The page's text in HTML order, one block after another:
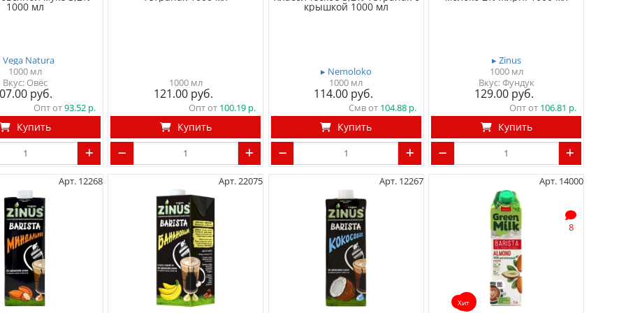
1000 мл
Vega Natura
1000 мл
Вкус: Овёс
Опт от93.52
Купить
1000 мл
121.00
Опт от 100.19
Купить
крышкой 1000 мл
▸ Nemoloko
1000 мл
114.00
Смв от 104.88
Купить
▸ Zinus
1000 мл
Вкус: Фундук
129.00
Опт от 106.81
Купить
Арт. 12268 Арт. 22075 Арт. 12267 Арт. 14000
8
Хит